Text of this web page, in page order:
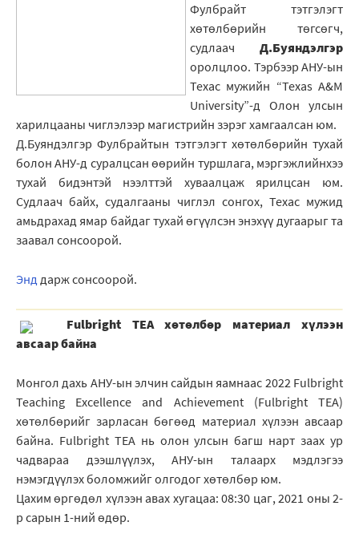
Фулбрайт тэтгэлэгт
хөтөлбөрийн төгсөгч,
судлаач Д.Буяндэлгэр
оролцлоо. Тэрбээр АНУ-ын
Техас мужийн “Texas A&M
University”-д Олон улсын
харилцааны чиглэлээр магистрийн зэрэг хамгаалсан юм.
Д.Буяндэлгэр Фулбрайтын тэтгэлэгт хөтөлбөрийн тухай
болон АНУ-д суралцсан өөрийн туршлага, мэргэжлийнхээ
тухай бидэнтэй нээлттэй хуваалцаж ярилцсан юм.
Судлаач байх, судалгааны чиглэл сонгох, Техас мужид
амьдрахад ямар байдаг тухай өгүүлсэн энэхүү дугаарыг та
заавал сонсоорой.
Энддарж сонсоорой.
Fulbright TEA хөтөлбөр материал хүлээн
авсаар байна
Монгол дахь АНУ-ын элчин сайдын яамнаас 2022 Fulbright
Teaching Excellence and Achievement (Fulbright TEA)
хөтөлбөрийг зарласан бөгөөд материал хүлээн авсаар
байна. Fulbright TEA нь олон улсын багш нарт заах ур
чадвараа дээшлүүлэх, АНУ-ын талаарх мэдлэгээ
нэмэгдүүлэх боломжийг олгодог хөтөлбөр юм.
Цахим өргөдөл хүлээн авах хугацаа: 08:30 цаг, 2021 оны 2-
р сарын 1-ний өдөр.